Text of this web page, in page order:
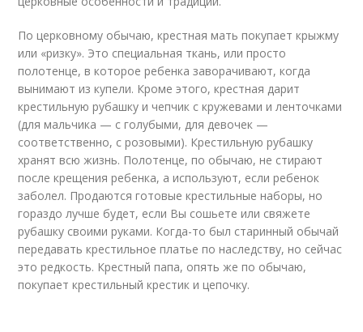
По церковному обычаю, крестная мать покупает крыжму
или «ризку». Это специальная ткань, или просто
полотенце, в которое ребенка заворачивают, когда
вынимают из купели. Кроме этого, крестная дарит
крестильную рубашку и чепчик с кружевами и ленточками
(для мальчика — с голубыми, для девочек —
соответственно, с розовыми). Крестильную рубашку
хранят всю жизнь. Полотенце, по обычаю, не стирают
после крещения ребенка, а используют, если ребенок
заболел. Продаются готовые крестильные наборы, но
гораздо лучше будет, если Вы сошьете или свяжете
рубашку своими руками. Когда-то был старинный обычай
передавать крестильное платье по наследству, но сейчас
это редкость. Крестный папа, опять же по обычаю,
покупает крестильный крестик и цепочку.